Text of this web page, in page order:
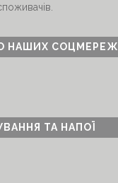
НАШИХ СОЦМЕРЕЖ
ТА НАПОЇ